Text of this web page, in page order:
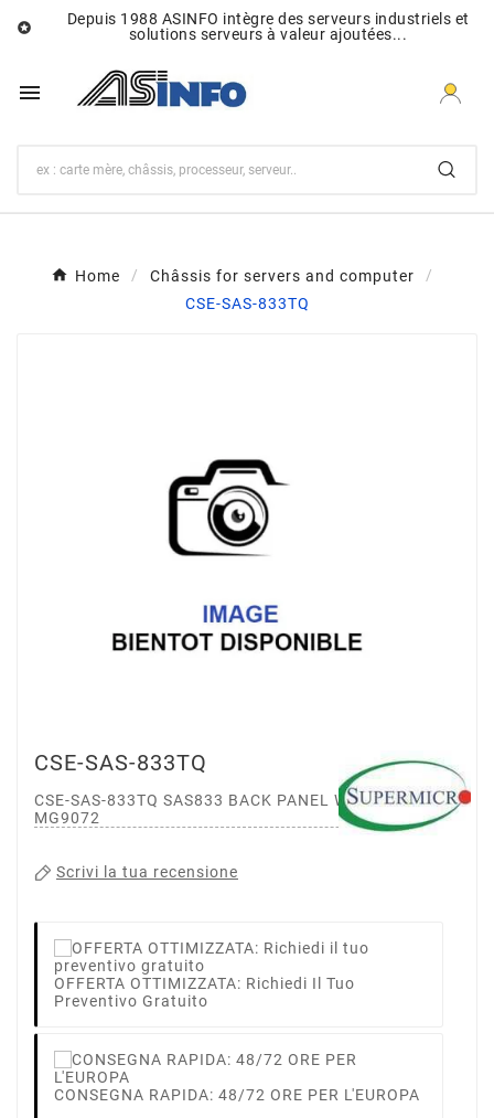

Depuis 1988 ASINFO intègre des serveurs industriels et
solutions serveurs à valeur ajoutées...

Home
Châssis for servers and computer
CSE-SAS-833TQ
CSE-SAS-833TQ
CSE-SAS-833TQ SAS833 BACK PANEL WITH AMI
MG9072
Scrivi la tua recensione
OFFERTA OTTIMIZZATA: Richiedi Il Tuo
Preventivo Gratuito
CONSEGNA RAPIDA: 48/72 ORE PER L'EUROPA